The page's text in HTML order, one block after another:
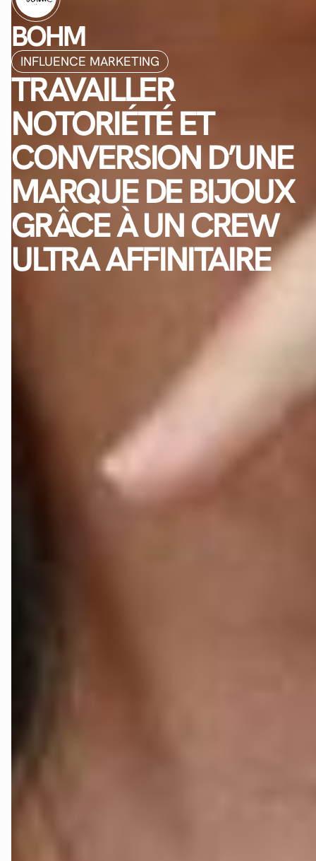
BOHM
INFLUENCE MARKETING
TRAVAILLER
NOTORIÉTÉ ET
CONVERSION D’UNE
MARQUE DE BIJOUX
GRÂCE À UN CREW
ULTRA AFFINITAIRE